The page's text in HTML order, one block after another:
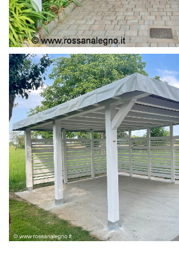
PERGOLA COPERTURA MOBILE
PERGOLA BIANCA SPAZZOLATA